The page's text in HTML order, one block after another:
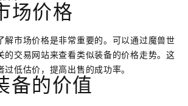
场价格
解市场价格是非常重要的。可以通过魔兽世
的交易网站来查看类似装备的价格走势。这
低估价，提高出售的成功率。
备的价值